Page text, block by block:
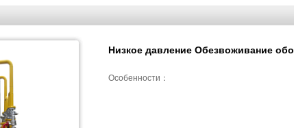
Низкое давление Обезвоживание обо
Особенности：